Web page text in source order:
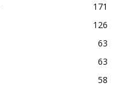
171
126
63
63
58